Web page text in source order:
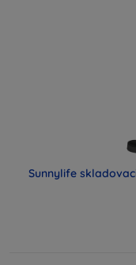
Sunnylife